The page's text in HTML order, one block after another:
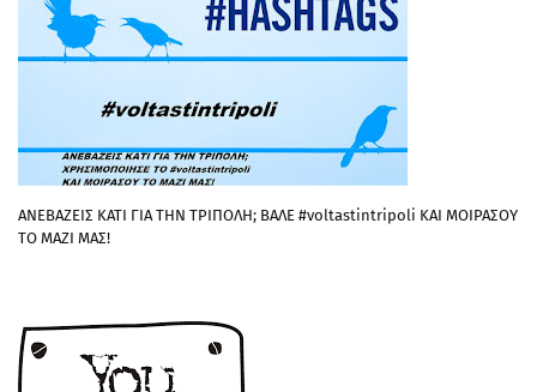
ΑΝΕΒΑΖΕΙΣ ΚΑΤΙ ΓΙΑ ΤΗΝ ΤΡΙΠΟΛΗ; ΒΑΛΕ #voltastintripoli ΚΑΙ ΜΟΙΡΑΣΟΥ
ΤΟ ΜΑΖΙ ΜΑΣ!